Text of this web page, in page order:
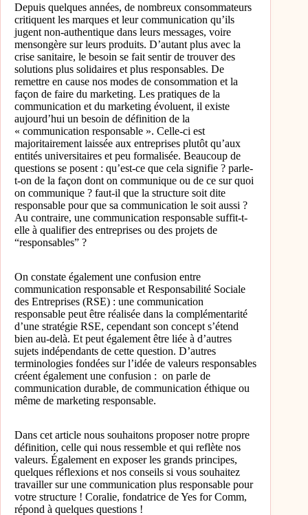
Depuis quelques années, de nombreux consommateurs
critiquent les marques et leur communication qu’ils
jugent non-authentique dans leurs messages, voire
mensongère sur leurs produits. D’autant plus avec la
crise sanitaire, le besoin se fait sentir de trouver des
solutions plus solidaires et plus responsables. De
remettre en cause nos modes de consommation et la
façon de faire du marketing. Les pratiques de la
communication et du marketing évoluent, il existe
aujourd’hui un besoin de définition de la
« communication responsable ». Celle-ci est
majoritairement laissée aux entreprises plutôt qu’aux
entités universitaires et peu formalisée. Beaucoup de
questions se posent : qu’est-ce que cela signifie ? parle-
t-on de la façon dont on communique ou de ce sur quoi
on communique ? faut-il que la structure soit dite
responsable pour que sa communication le soit aussi ?
Au contraire, une communication responsable suffit-t-
elle à qualifier des entreprises ou des projets de
“responsables” ?
On constate également une confusion entre
communication responsable et Responsabilité Sociale
des Entreprises (RSE) : une communication
responsable peut être réalisée dans la complémentarité
d’une stratégie RSE, cependant son concept s’étend
bien au-delà. Et peut également être liée à d’autres
sujets indépendants de cette question. D’autres
terminologies fondées sur l’idée de valeurs responsables
créent également une confusion : on parle de
communication durable, de communication éthique ou
même de marketing responsable.
Dans cet article nous souhaitons proposer notre propre
définition, celle qui nous ressemble et qui reflète nos
valeurs. Également en exposer les grands principes,
quelques réflexions et nos conseils si vous souhaitez
travailler sur une communication plus responsable pour
votre structure ! Coralie, fondatrice de Yes for Comm,
répond à quelques questions !